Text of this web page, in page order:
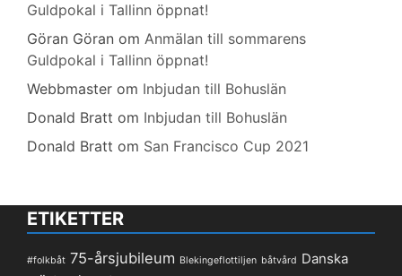
Guldpokal i Tallinn öppnat!
Göran Göran om Anmälan till sommarens
Guldpokal i Tallinn öppnat!
Webbmaster om Inbjudan till Bohuslän
Donald Bratt om Inbjudan till Bohuslän
Donald Bratt om San Francisco Cup 2021
ETIKETTER
#folkbåt 75-årsjubileum Blekingeflottiljen båtvård Danska